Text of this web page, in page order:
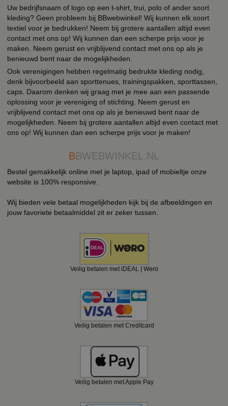
Uw bedrijfsnaam of logo op een t-shirt, trui, polo of ander soort
kleding? Geen probleem bij BBwebwinkel! Wij kunnen elk soort
textiel voor je bedrukken! Neem bij grotere aantallen altijd even
contact met ons op! Wij kunnen dan een scherpe prijs voor je
maken. Neem gerust en vrijblijvend contact met ons op als je
benieuwd bent naar de mogelijkheden.
Ook verenigingen hebben regelmatig bedrukte kleding nodig,
denk bijvoorbeeld aan sporttenues, trainingspakken, sporttassen,
caps. Daarom denken wij graag met je mee aan een passende
oplossing voor je vereniging of stichting. Neem gerust en
vrijblijvend contact met ons op als je benieuwd bent naar de
mogelijkheden. Neem bij grotere aantallen altijd even contact met
ons op! Wij kunnen dan een scherpe prijs voor je maken!
BBWEBWINKEL.NL
Bestel gemakkelijk online met je laptop, ipad of mobieltje onze
website is 100% responsive.
Wij bieden vele betaal mogelijkheden kijk bij de afbeeldingen en
jouw favoriete betaalmiddel zit er zeker tussen.
Veilig betalen met iDEAL | Wero
Veilig betalen met Creditcard
Veilig betalen met Apple Pay